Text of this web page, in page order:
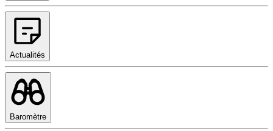
Actualités
Baromètre